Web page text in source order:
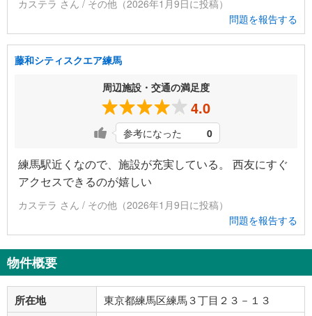
カステラ さん / その他（2026年1月9日に投稿）
問題を報告する
藤和シティスクエア練馬
周辺施設・交通の満足度
4.0
参考になった 0
練馬駅近くなので、施設が充実している。 西友にすぐ
アクセスできるのが嬉しい
カステラ さん / その他（2026年1月9日に投稿）
問題を報告する
物件概要
所在地 東京都練馬区練馬３丁目２３－１３